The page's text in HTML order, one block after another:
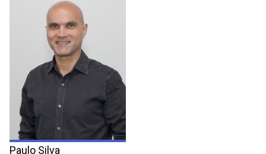
Paulo Silva